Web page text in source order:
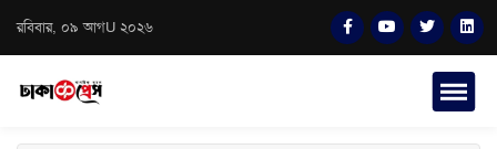
রবিবার, ০৯ আগU ২০২৬